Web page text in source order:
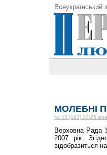
Всеукраїнський
МОЛЕБНІ
№ 42 (193) 20-25
Верховна Рада
2007 рік.
відобразиться